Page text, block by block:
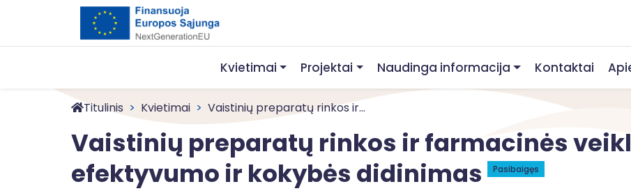
Kvietimai Projektai Naudinga informacija Kontaktai
Titulinis Kvietimai Vaistinių preparatų rinkos ir...
Vaistinių preparatų rinkos ir farmacinės
efektyvumo ir kokybės didinimas
Pasibaigęs